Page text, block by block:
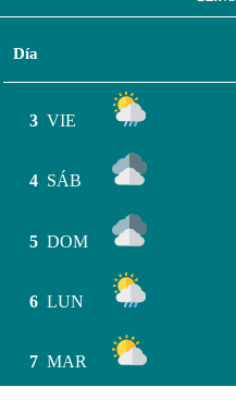
Día
3 VIE
4 SÁB
5 DOM
6 LUN
7 MAR